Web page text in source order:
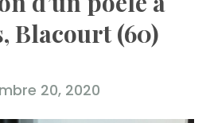
Blacourt (60)
20, 2020